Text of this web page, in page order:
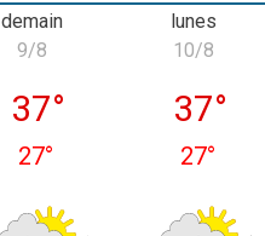
demain
domingo, 09/08
9/8
37°
27°
lunes
lunes,
10/8
37°
27°